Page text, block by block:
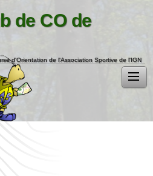
de CO de
d'Orientation de l'Association Sportive de l'IGN